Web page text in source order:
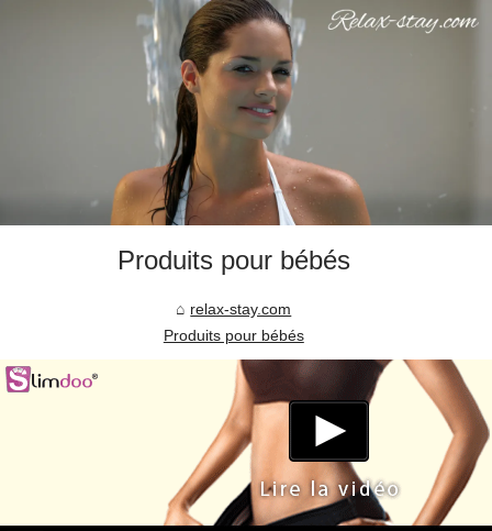
Produits pour bébés
relax-stay.com
Produits pour bébés